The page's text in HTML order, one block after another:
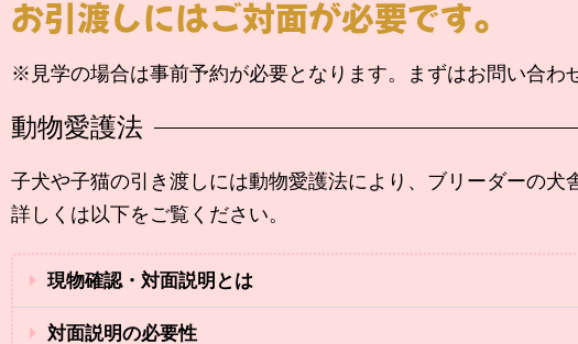
お引渡しにはご対面が必要です。
※見学の場合は事前予約が必要となります。まずはお問い合わ
動物愛護法
子犬や子猫の引き渡しには動物愛護法により、 ブリーダーの犬
詳しくは以下をご覧ください。
現物確認・対面説明とは
対面説明の必要性